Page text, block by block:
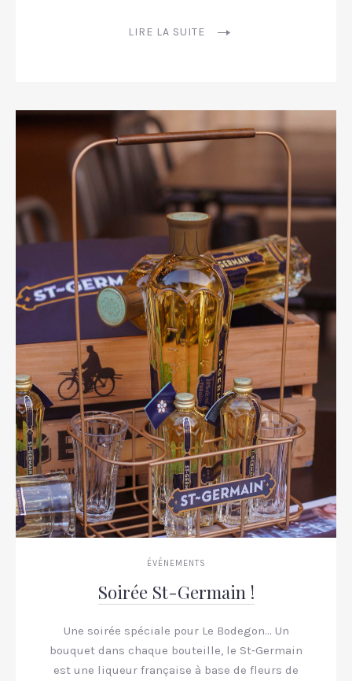
LIRE LA SUITE
ÉVÉNEMENTS
Soirée St-Germain !
Une soirée spéciale pour Le Bodegon… Un
bouquet dans chaque bouteille, le St‑Germain
est une liqueur française à base de fleurs de